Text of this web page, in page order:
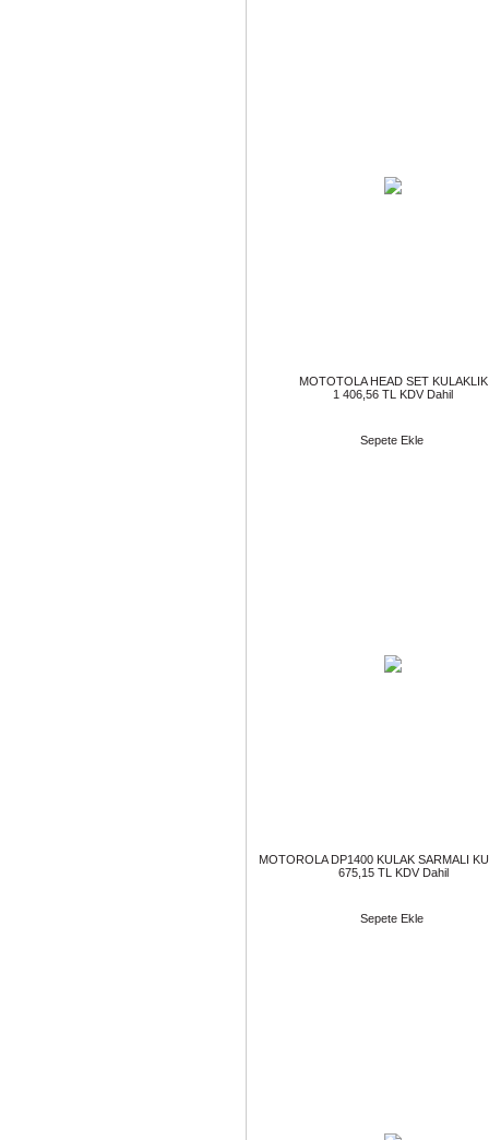
MOTOTOLA HEAD SET KULAKLIK
1 406,56 TL KDV Dahil
Sepete Ekle
MOTOROLA DP1400 KULAK SARMALI
675,15 TL KDV Dahil
Sepete Ekle